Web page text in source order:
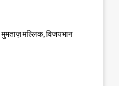
मल्लिक, विजयभान